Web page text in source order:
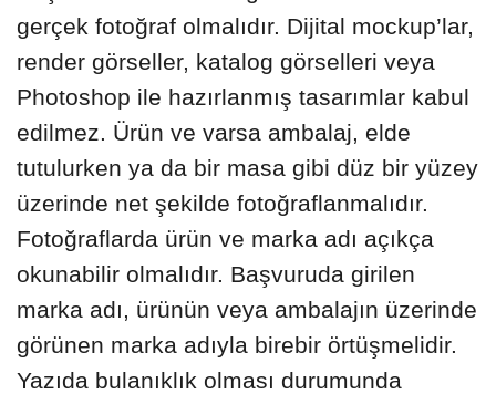
gerçek fotoğraf olmalıdır. Dijital mockup’lar,
render görseller, katalog görselleri veya
Photoshop ile hazırlanmış tasarımlar kabul
edilmez. Ürün ve varsa ambalaj, elde
tutulurken ya da bir masa gibi düz bir yüzey
üzerinde net şekilde fotoğraflanmalıdır.
Fotoğraflarda ürün ve marka adı açıkça
okunabilir olmalıdır. Başvuruda girilen
marka adı, ürünün veya ambalajın üzerinde
görünen marka adıyla birebir örtüşmelidir.
Yazıda bulanıklık olması durumunda